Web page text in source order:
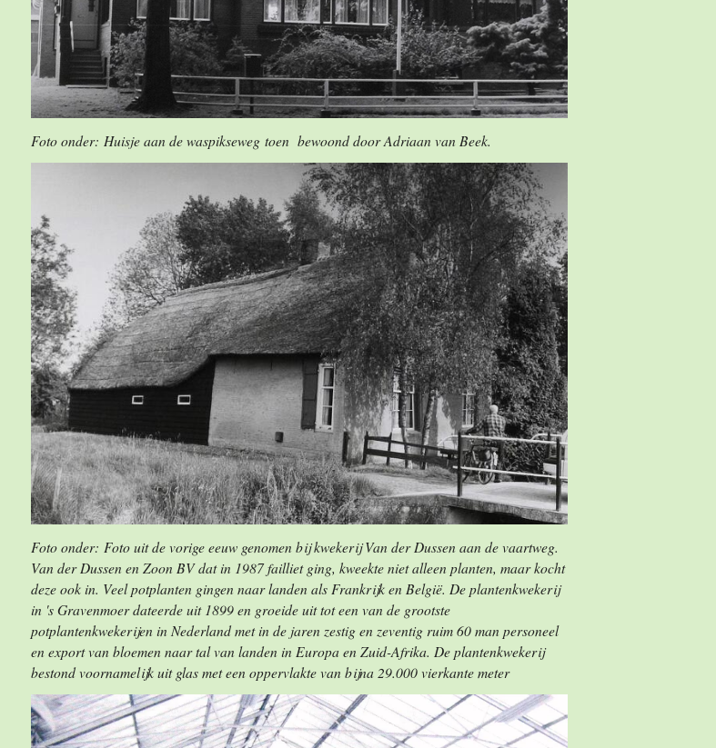
Foto onder: Huisje aan de waspikseweg toen bewoond door Adriaan van Beek.
Foto onder: Foto uit de vorige eeuw genomen bij kwekerij Van der Dussen aan de vaartweg.
Van der Dussen en Zoon BV dat in 1987 failliet ging, kweekte niet alleen planten, maar kocht
deze ook in. Veel potplanten gingen naar landen als Frankrijk en België. De plantenkwekerij
in 's Gravenmoer dateerde uit 1899 en groeide uit tot een van de grootste
potplantenkwekerijen in Nederland met in de jaren zestig en zeventig ruim 60 man personeel
en export van bloemen naar tal van landen in Europa en Zuid-Afrika. De plantenkwekerij
bestond voornamelijk uit glas met een oppervlakte van bijna 29.000 vierkante meter